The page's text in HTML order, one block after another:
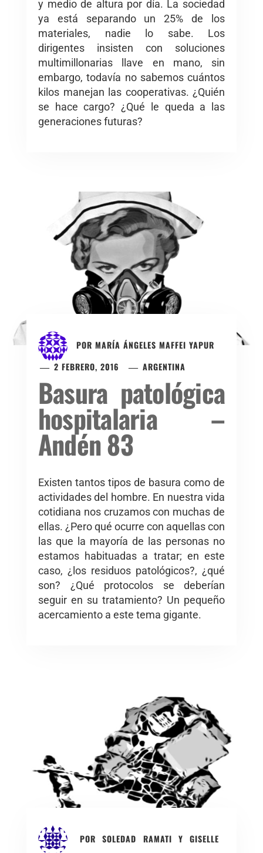
y medio de altura por día. La sociedad
ya está separando un 25% de los
materiales, nadie lo sabe. Los
dirigentes insisten con soluciones
multimillonarias llave en mano, sin
embargo, todavía no sabemos cuántos
kilos manejan las cooperativas. ¿Quién
se hace cargo? ¿Qué le queda a las
generaciones futuras?
POR MARÍA ÁNGELES MAFFEI YAPUR
2 FEBRERO, 2016
ARGENTINA
Basura patológica
hospitalaria –
Andén 83
Existen tantos tipos de basura como de
actividades del hombre. En nuestra vida
cotidiana nos cruzamos con muchas de
ellas. ¿Pero qué ocurre con aquellas con
las que la mayoría de las personas no
estamos habituadas a tratar; en este
caso, ¿los residuos patológicos?, ¿qué
son? ¿Qué protocolos se deberían
seguir en su tratamiento? Un pequeño
acercamiento a este tema gigante.
PORSOLEDAD RAMATI Y GISELLE